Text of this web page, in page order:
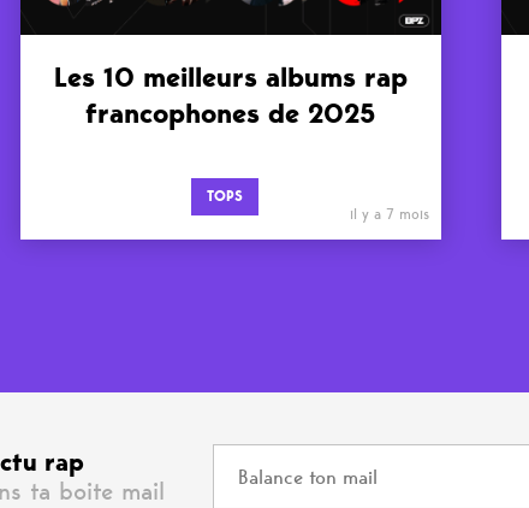
Les 10 meilleurs albums rap
francophones de 2025
TOPS
il y a 7 mois
rap
ta boite mail